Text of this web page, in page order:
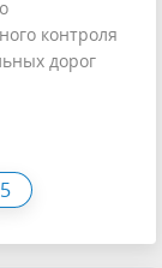
контроля
дорог
5